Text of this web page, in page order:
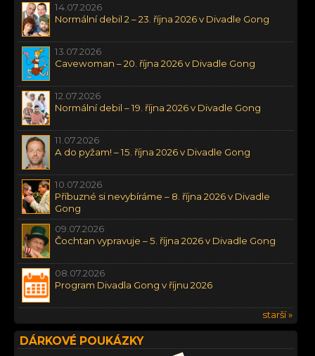
14.07.2026
Normální debil 2 – 23. října 2026 v Divadle Gong
13.07.2026
Cavewoman – 20. října 2026 v Divadle Gong
12.07.2026
Normální debil – 19. října 2026 v Divadle Gong
11.07.2026
A do pyžam! – 15. října 2026 v Divadle Gong
10.07.2026
Příbuzné si nevybíráme – 8. října 2026 v Divadle
Gong
09.07.2026
Čochtan vypravuje – 5. října 2026 v Divadle Gong
08.07.2026
Program Divadla Gong v říjnu 2026
starší »
DÁRKOVÉ POUKÁZKY